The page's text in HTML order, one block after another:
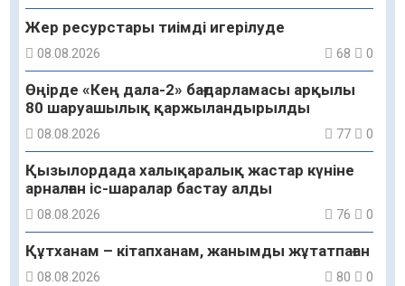
Жер ресурстары тиімді игерілуде
08.08.2026 68 0
Өңірде «Кең дала-2» бағдарламасы арқылы
80 шаруашылық қаржыландырылды
08.08.2026 77 0
Қызылордада халықаралық жастар күніне
арналған іс-шаралар бастау алды
08.08.2026 76 0
Құтханам – кітапханам, жанымды жұтатпаған
08.08.2026 80 0